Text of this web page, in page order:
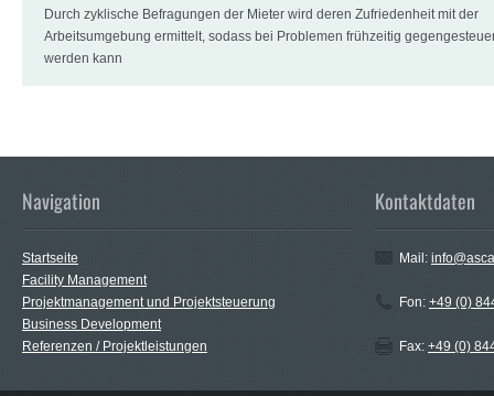
Durch zyklische Befragungen der Mieter wird deren Zufriedenheit mit der
Arbeitsumgebung ermittelt, sodass bei Problemen frühzeitig
werden kann
Navigation
Startseite
Facility Management
Projektmanagement und Projektsteuerung
Business Development
Referenzen / Projektleistungen
Kontaktdaten
Mail:
Fon: +49 (0)
Fax: +49 (0)